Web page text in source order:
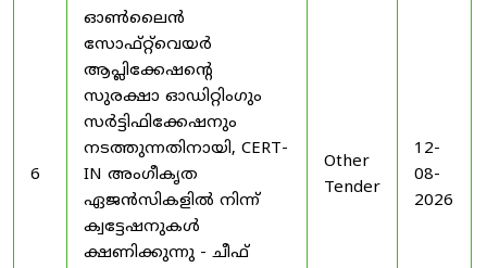
6
ഓൺലൈൻ
സോഫ്റ്റ്‌വെയർ
ആപ്ലിക്കേഷന്റെ
സുരക്ഷാ ഓഡിറ്റിംഗും
സർട്ടിഫിക്കേഷനും
നടത്തുന്നതിനായി, CERT-
IN അംഗീകൃത
ഏജൻസികളിൽ നിന്ന്
ക്വട്ടേഷനുകൾ
ക്ഷണിക്കുന്നു - ചീഫ്
Other
Tender
12-
08-
2026